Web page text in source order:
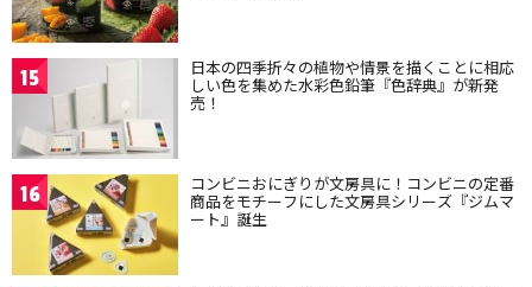
15 日本の四季折々の植物や情景を描くことに相応
しい色を集めた水彩色鉛筆『色辞典』が新発
売！
16 コンビニおにぎりが文房具に！コンビニの定番
商品をモチーフにした文房具シリーズ『ジムマ
ート』誕生